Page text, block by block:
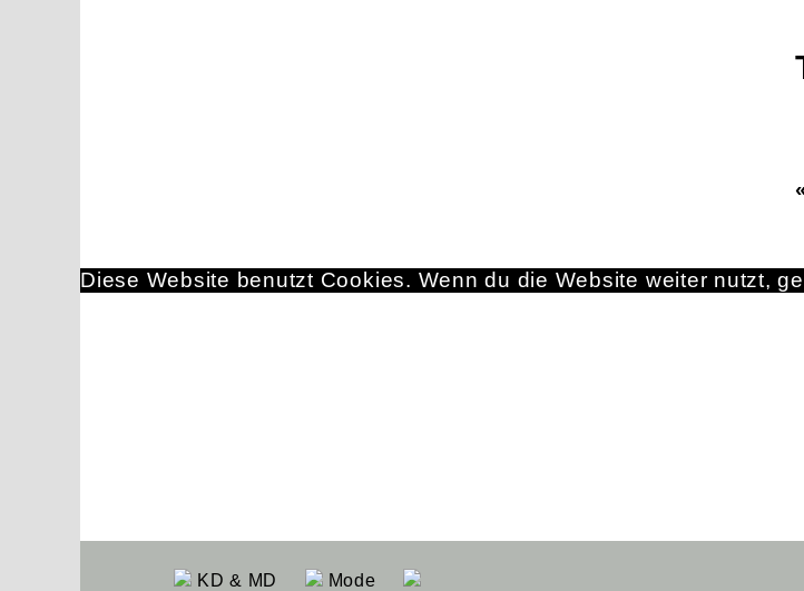
KD & MD Mode
Diese Website benutzt Cookies. Wenn du die Website weiter nutzt,